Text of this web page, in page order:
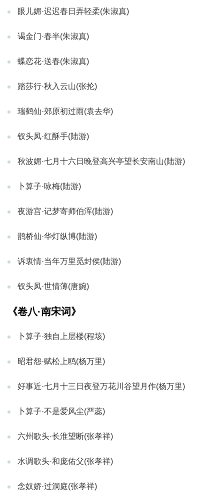
眼儿媚·迟迟春日弄轻柔(朱淑真)
谒金门·春半(朱淑真)
蝶恋花·送春(朱淑真)
踏莎行·秋入云山(张抡)
瑞鹤仙·郊原初过雨(袁去华)
钗头凤·红酥手(陆游)
秋波媚·七月十六日晚登高兴亭望长安南山(陆游)
卜算子·咏梅(陆游)
夜游宫·记梦寄师伯浑(陆游)
鹊桥仙·华灯纵博(陆游)
诉衷情·当年万里觅封侯(陆游)
钗头凤·世情薄(唐婉)
《卷八·南宋词》
卜算子·独自上层楼(程垓)
昭君怨·赋松上鸥(杨万里)
好事近·七月十三日夜登万花川谷望月作(杨万里)
卜算子·不是爱风尘(严蕊)
六州歌头·长淮望断(张孝祥)
水调歌头·和庞佑父(张孝祥)
念奴娇·过洞庭(张孝祥)